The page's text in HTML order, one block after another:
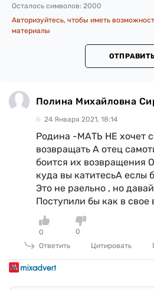
Осталось символов: 2000
Авторизуйтесь, чтобы иметь
материалы
Полина Михайловна
24 Января 2021, 18:14
Родина -МАТЬ НЕ хочет
возвращать А отец
боится их возвращения
куда вы катитесьА еслы
Это не раельно , но
Поступили бы как в
0
0
Ответить
Цитировать